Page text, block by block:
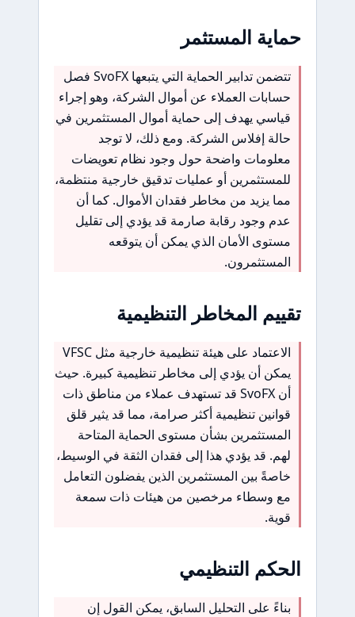
حماية المستثمر
تتضمن تدابير الحماية التي يتبعها SvoFX فصل
حسابات العملاء عن أموال الشركة، وهو إجراء
قياسي يهدف إلى حماية أموال المستثمرين في
حالة إفلاس الشركة. ومع ذلك، لا توجد
معلومات واضحة حول وجود نظام تعويضات
للمستثمرين أو عمليات تدقيق خارجية منتظمة،
مما يزيد من مخاطر فقدان الأموال. كما أن
عدم وجود رقابة صارمة قد يؤدي إلى تقليل
مستوى الأمان الذي يمكن أن يتوقعه
المستثمرون.
تقييم المخاطر التنظيمية
الاعتماد على هيئة تنظيمية خارجية مثل VFSC
يمكن أن يؤدي إلى مخاطر تنظيمية كبيرة. حيث
أن SvoFX قد تستهدف عملاء من مناطق ذات
قوانين تنظيمية أكثر صرامة، مما قد يثير قلق
المستثمرين بشأن مستوى الحماية المتاحة
لهم. قد يؤدي هذا إلى فقدان الثقة في الوسيط،
خاصةً بين المستثمرين الذين يفضلون التعامل
مع وسطاء مرخصين من هيئات ذات سمعة
قوية.
الحكم التنظيمي
بناءً على التحليل السابق، يمكن القول إن